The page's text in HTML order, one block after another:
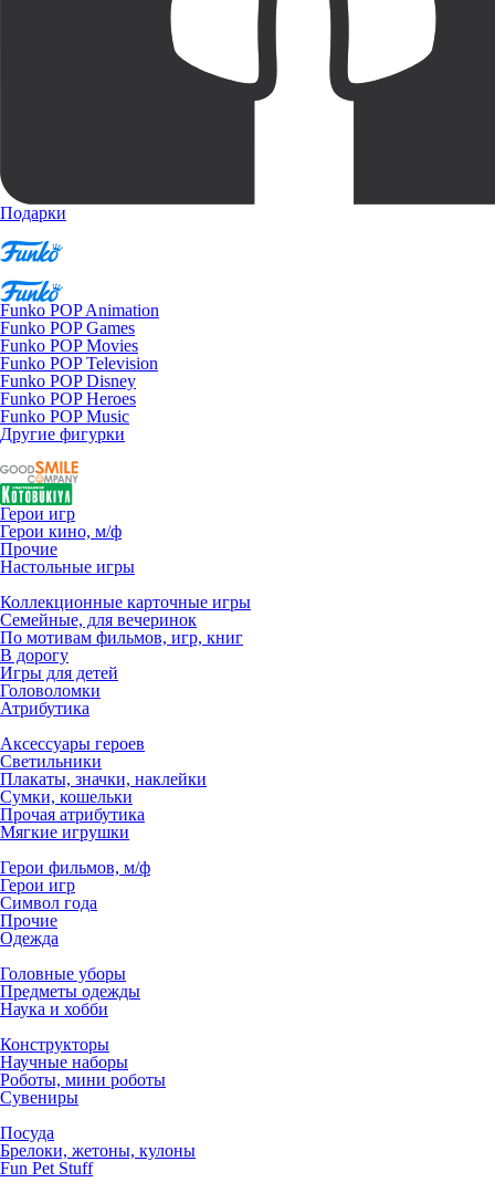
Подарки
Funko POP Animation
Funko POP Games
Funko POP Movies
Funko POP Television
Funko POP Disney
Funko POP Heroes
Funko POP Music
Другие фигурки
Герои игр
Герои кино, м/ф
Прочие
Настольные игры
Коллекционные карточные игры
Семейные, для вечеринок
По мотивам фильмов, игр, книг
В дорогу
Игры для детей
Головоломки
Атрибутика
Аксессуары героев
Светильники
Плакаты, значки, наклейки
Сумки, кошельки
Прочая атрибутика
Мягкие игрушки
Герои фильмов, м/ф
Герои игр
Символ года
Прочие
Одежда
Головные уборы
Предметы одежды
Наука и хобби
Конструкторы
Научные наборы
Роботы, мини роботы
Сувениры
Посуда
Брелоки, жетоны, кулоны
Fun Pet Stuff